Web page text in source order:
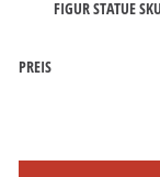
FIGUR STATUE
PREIS